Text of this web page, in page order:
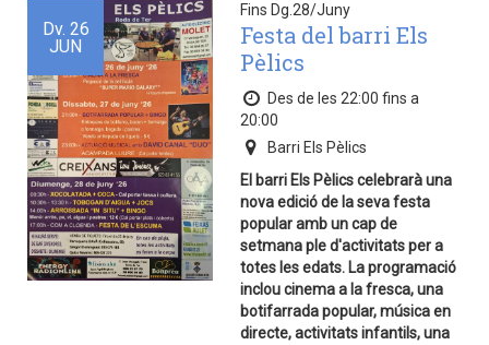
Dv. 26
JUN
Fins Dg.28/Juny
Festa del barri Els
Pèlics
Des de les 22:00 fins a
20:00
Barri Els Pèlics
El barri Els Pèlics celebrarà una
nova edició de la seva festa
popular amb un cap de
setmana ple d'activitats per a
totes les edats. La programació
inclou cinema a la fresca, una
botifarrada popular, música en
directe, activitats infantils, una